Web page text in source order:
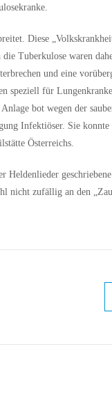
Diese
Tuberkulose waren
und eine
speziell für
bot wegen der
Infektiöser. Sie
Österreichs.
nicht zufällig an den